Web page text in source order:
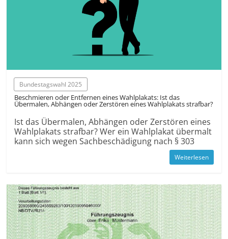
Bundestagswahl 2025
Beschmieren oder Entfernen eines Wahlplakats: Ist das
Übermalen, Abhängen oder Zerstören eines Wahlplakats strafbar?
Ist das Übermalen, Abhängen oder Zerstören eines
Wahlplakats strafbar? Wer ein Wahlplakat übermalt
kann sich wegen Sachbeschädigung nach § 303
Weiterlesen